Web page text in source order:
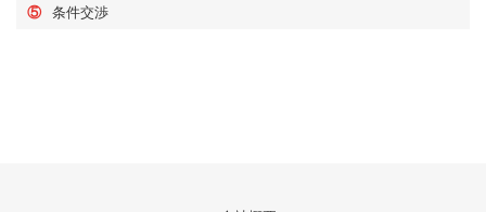
⑤ 条件交渉